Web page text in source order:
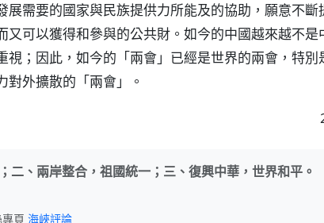
展需要的國家與民族提供力所能及的協助，願意不
又可以獲得和參與的公共財。如今的中國越來越不
視；因此，如今的「兩會」已經是世界的兩會，特別
對外擴散的「兩會」。
二、兩岸整合，祖國統一；三、復興中華，世界和平。
頁 海峽評論